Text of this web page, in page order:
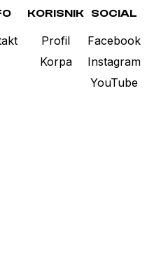
KORISNIK
Profil
Korpa
SOCIAL
Facebook
Instagram
YouTube